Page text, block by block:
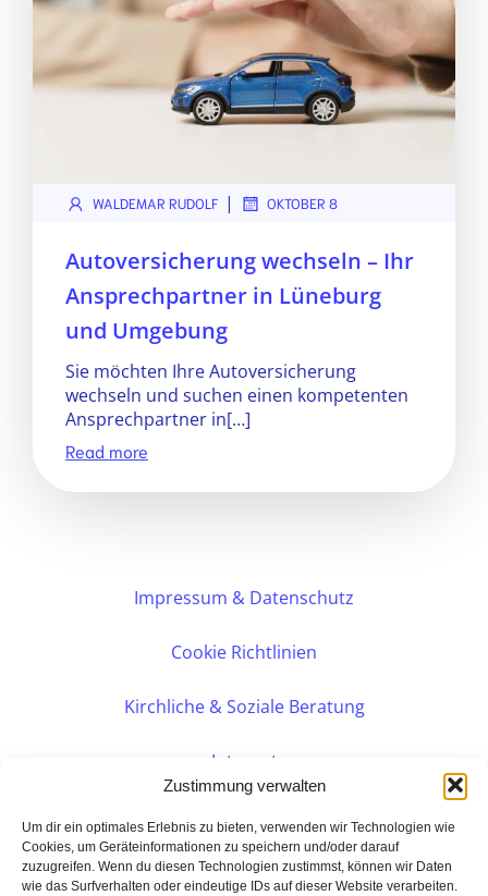
Zustimmung verwalten
Um dir ein optimales Erlebnis zu bieten, verwenden wir Technologien wie
Cookies, um Geräteinformationen zu speichern und/oder darauf
zuzugreifen. Wenn du diesen Technologien zustimmst, können wir Daten
wie das Surfverhalten oder eindeutige IDs auf dieser Website verarbeiten.
WALDEMAR RUDOLF | OKTOBER 8
Autoversicherung wechseln – Ihr
Ansprechpartner in Lüneburg
und Umgebung
Sie möchten Ihre Autoversicherung
wechseln und suchen einen kompetenten
Ansprechpartner in[…]
Read more
Impressum & Datenschutz
Cookie Richtlinien
Kirchliche & Soziale Beratung
Intranet
PERSÖNLICHE BERATUNG